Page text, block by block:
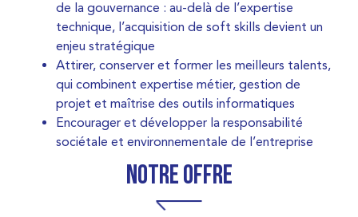
de la gouvernance : au-delà de l’expertise
technique, l’acquisition de soft skills devient un
enjeu stratégique
Attirer, conserver et former les meilleurs talents,
qui combinent expertise métier, gestion de
projet et maîtrise des outils informatiques
Encourager et développer la responsabilité
sociétale et environnementale de l’entreprise
Notre offre